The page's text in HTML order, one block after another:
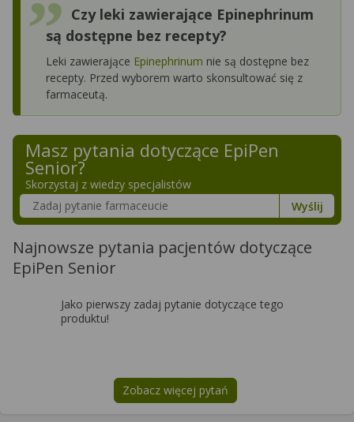
Czy leki zawierające Epinephrinum
są dostępne bez recepty?
Leki zawierające Epinephrinum nie są dostępne bez
recepty. Przed wyborem warto skonsultować się z
farmaceutą.
Masz pytania dotyczące EpiPen
Senior?
Skorzystaj z wiedzy specjalistów
Szukaj w poradnikach o zdrowiu
Wyślij
Najnowsze pytania pacjentów dotyczące
EpiPen Senior
Jako pierwszy zadaj pytanie dotyczące tego
produktu!
Zobacz więcej pytań
na tematEpiPen Senior